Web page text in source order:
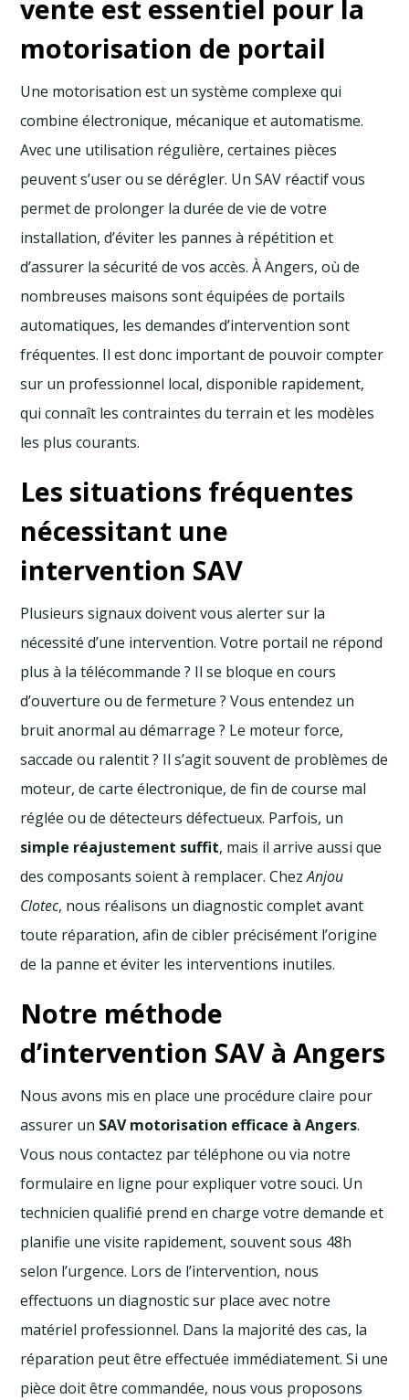
vente est essentiel pour la
motorisation de portail
Une motorisation est un système complexe qui
combine électronique, mécanique et automatisme.
Avec une utilisation régulière, certaines pièces
peuvent s’user ou se dérégler. Un SAV réactif vous
permet de prolonger la durée de vie de votre
installation, d’éviter les pannes à répétition et
d’assurer la sécurité de vos accès. À Angers, où de
nombreuses maisons sont équipées de portails
automatiques, les demandes d’intervention sont
fréquentes. Il est donc important de pouvoir compter
sur un professionnel local, disponible rapidement,
qui connaît les contraintes du terrain et les modèles
les plus courants.
Les situations fréquentes
nécessitant une
intervention SAV
Plusieurs signaux doivent vous alerter sur la
nécessité d’une intervention. Votre portail ne répond
plus à la télécommande ? Il se bloque en cours
d’ouverture ou de fermeture ? Vous entendez un
bruit anormal au démarrage ? Le moteur force,
saccade ou ralentit ? Il s’agit souvent de problèmes de
moteur, de carte électronique, de fin de course mal
réglée ou de détecteurs défectueux. Parfois, un
simple réajustement suffit, mais il arrive aussi que
des composants soient à remplacer. ChezAnjou
Clotec, nous réalisons un diagnostic complet avant
toute réparation, afin de cibler précisément l’origine
de la panne et éviter les interventions inutiles.
Notre méthode
d’intervention SAV à Angers
Nous avons mis en place une procédure claire pour
assurer un SAV motorisation efficace à Angers.
Vous nous contactez par téléphone ou via notre
formulaire en ligne pour expliquer votre souci. Un
technicien qualifié prend en charge votre demande et
planifie une visite rapidement, souvent sous 48h
selon l’urgence. Lors de l’intervention, nous
effectuons un diagnostic sur place avec notre
matériel professionnel. Dans la majorité des cas, la
réparation peut être effectuée immédiatement. Si une
pièce doit être commandée, nous vous proposons